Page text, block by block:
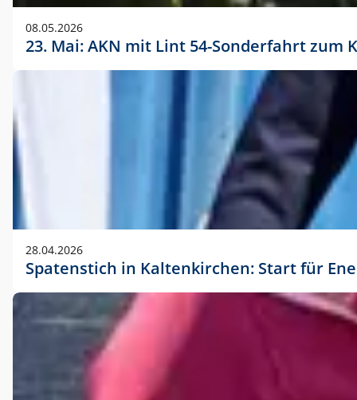
08.05.2026
23. Mai: AKN mit Lint 54-Sonderfahrt
28.04.2026
Spatenstich in Kaltenkirchen: Start für